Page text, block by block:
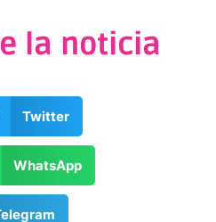
la noticia
Twitter
WhatsApp